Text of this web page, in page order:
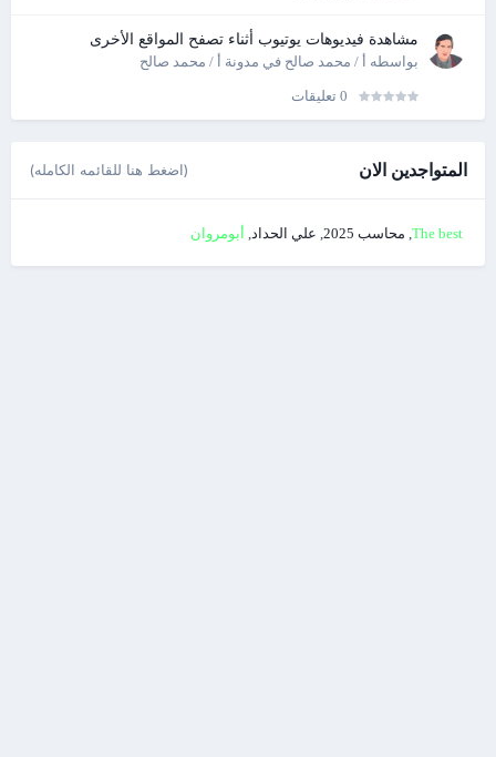
مشاهدة فيديوهات يوتيوب أثناء تصفح المواقع الأخرى
بواسطهأ / محمد صالحفي مدونة أ / محمد صالح
0 تعليقات
المتواجدين الان (اضغط هنا للقائمه الكامله)
The best محاسب 2025 علي الحداد أبومروان